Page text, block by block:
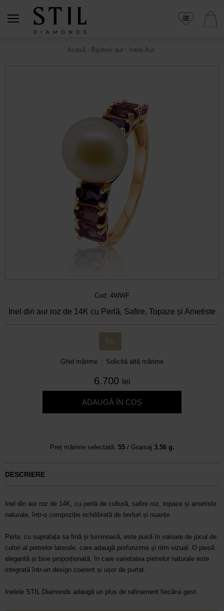
Acasă Bijuterii aur Inele Aur
Cod: 4WWF
Inel din aur roz de 14K cu Perlă, Safire, Topaze și Ametiste
55
Ghid mărime Solicită altă mărime
6.700 lei
ADAUGĂ ÎN COȘ
Preț mărime selectată: 55/ Gramaj 3.56 g.
DESCRIERE
Inel din aur roz de 14K, cu perlă de cultură, safire roz, topaze și ametiste
naturale, într-o compoziție echilibrată de texturi și nuanțe.
Perla, cu suprafața sa fină și luminoasă, este pusă în valoare de jocul de
culori al pietrelor laterale, care adaugă profunzime și ritm vizual. O piesă
elegantă și bine proporționată, în care varietatea pietrelor naturale este
integrată într-un design coerent și ușor de purtat.
Inelele STIL Diamonds adaugă un plus de rafinament fiecărui gest.